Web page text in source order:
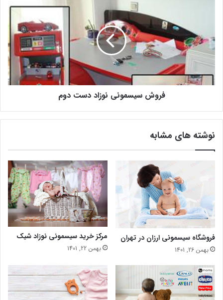
فروش سیسمونی نوزاد دست دوم
نوشته های مشابه
فروشگاه سیسمونی ارزان در تهران
بهمن 26, 1401
مرکز خرید سیسمونی نوزاد شیک
بهمن 22, 1401